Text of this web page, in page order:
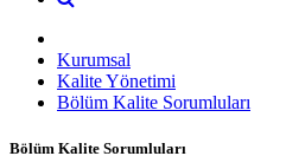
Kurumsal
Kalite Yönetimi
Bölüm Kalite Sorumluları
Bölüm Kalite Sorumluları